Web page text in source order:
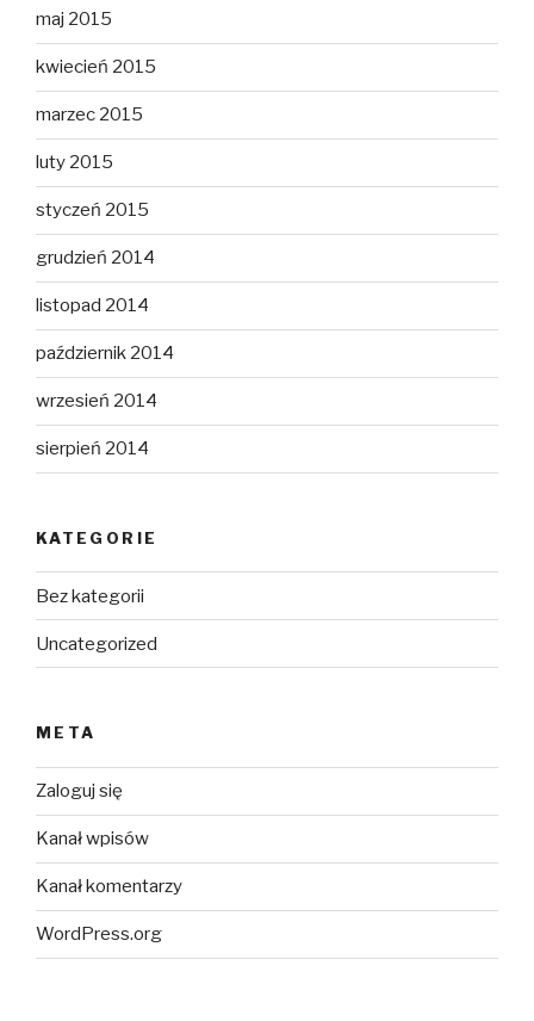
maj 2015
kwiecień 2015
marzec 2015
luty 2015
styczeń 2015
grudzień 2014
listopad 2014
październik 2014
wrzesień 2014
sierpień 2014
KATEGORIE
Bez kategorii
Uncategorized
META
Zaloguj się
Kanał wpisów
Kanał komentarzy
WordPress.org